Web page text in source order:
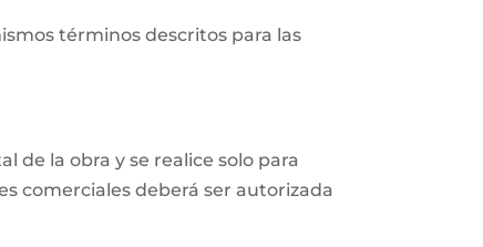
términos descritos para las
de la obra y se realice solo para
comerciales deberá ser autorizada